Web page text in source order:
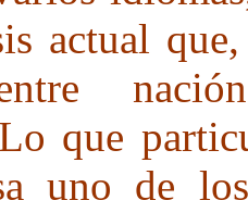
actual
que
uno de